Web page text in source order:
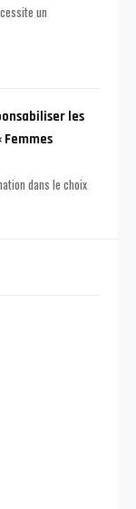
un
les
dans le choix